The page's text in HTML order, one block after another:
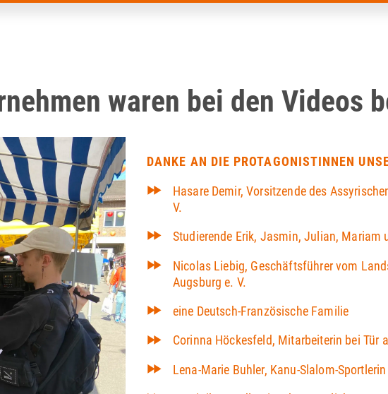
waren bei den Videos
DANKE AN DIE PROTAGONISTINNEN
Hasare Demir, Vorsitzende des
V.
Studierende Erik, Jasmin, Julian, Mariam
Nicolas Liebig, Geschäftsführer vom
Augsburg e. V.
eine Deutsch-Französische Familie
Corinna Höckesfeld, Mitarbeiterin bei Tür
Lena-Marie Buhler, Kanu-Slalom-